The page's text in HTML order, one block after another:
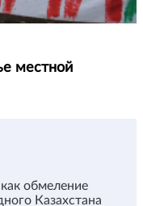
местной
обмеление
Казахстана